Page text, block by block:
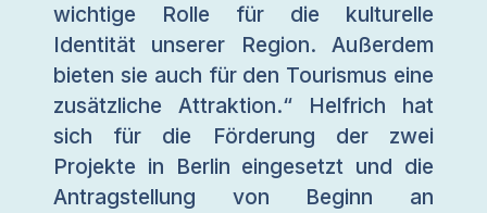
wichtige Rolle für die kulturelle
Identität unserer Region. Außerdem
bieten sie auch für den Tourismus eine
zusätzliche Attraktion.“ Helfrich hat
sich für die Förderung der zwei
Projekte in Berlin eingesetzt und die
Antragstellung von Beginn an